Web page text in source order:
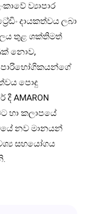
ව්‍යාපාර
දායකත්වය ලබා
තුළ ශක්තිමත්
නොව,
පොදු
AMARON
හා කලාපයේ
නව මානයන්
සහයෝගය